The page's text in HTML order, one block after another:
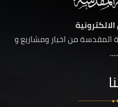
المقدسة من اخبار ومشاريع و